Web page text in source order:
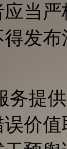
当
发
务提
价